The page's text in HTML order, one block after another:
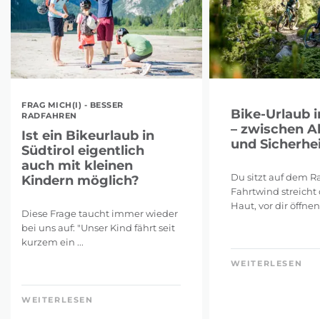
FRAG MICH(I) - BESSER
RADFAHREN
Ist ein Bikeurlaub in
Südtirol eigentlich
auch mit kleinen
Kindern möglich?
Diese Frage taucht immer wieder
bei uns auf: "Unser Kind fährt seit
kurzem ein ...
WEITERLESEN
Bike-Urlaub
– zwischen
und
Du sitzt auf dem
Fahrtwind streicht
Haut, vor dir öffnen
WEITERLESEN